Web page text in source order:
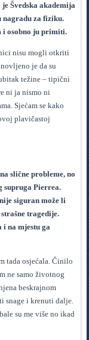
Švedska akademija
nagradu za fiziku.
i osobno ju primiti.
nisu mogli otkriti
je da su
težine – tipični
ni ja nismo ni
Sjećam se kako
plavičastoj
slične probleme, no
supruga Pierrea.
siguran može li
tragedije.
i na mjestu ga
tada osjećala. Činilo
ne samo životnog
beskrajnom
snage i krenuti dalje.
su me više no ikad